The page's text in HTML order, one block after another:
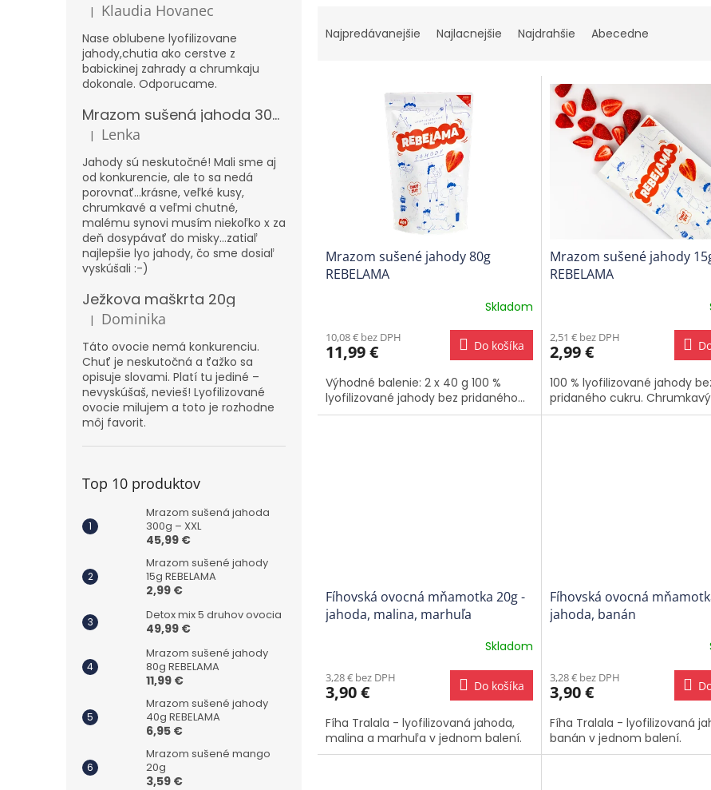
Hodnotenie produktu je 5 z 5 hviezdičiek.
| Klaudia Hovanec
Nase oblubene lyofilizovane
jahody,chutia ako cerstve z
babickinej zahrady a chrumkaju
dokonale. Odporucame.
Mrazom sušená jahoda 300g – XXL
Hodnotenie produktu je 5 z 5 hviezdičiek.
| Lenka
Jahody sú neskutočné! Mali sme aj
od konkurencie, ale to sa nedá
porovnať...krásne, veľké kusy,
chrumkavé a veľmi chutné,
malému synovi musím niekoľko x za
deň dosypávať do misky...zatiaľ
najlepšie lyo jahody, čo sme dosiaľ
vyskúšali :-)
Ježkova maškrta 20g
Hodnotenie produktu je 5 z 5 hviezdičiek.
| Dominika
Táto ovocie nemá konkurenciu.
Chuť je neskutočná a ťažko sa
opisuje slovami. Platí tu jediné –
nevyskúšaš, nevieš! Lyofilizované
ovocie milujem a toto je rozhodne
môj favorit.
Top 10 produktov
Mrazom sušená jahoda
300g – XXL
45,99 €
Mrazom sušené jahody
15g REBELAMA
2,99 €
Detox mix 5 druhov ovocia
49,99 €
Mrazom sušené jahody
80g REBELAMA
11,99 €
Mrazom sušené jahody
40g REBELAMA
6,95 €
Mrazom sušené mango
20g
3,59 €
Najpredávanejšie Najlacnejšie Najdrahšie Abecedne
Mrazom sušené jahody 80g
REBELAMA
Skladom
10,08 € bez DPH
11,99 € Do košíka
Výhodné balenie: 2 x 40 g 100 %
lyofilizované jahody bez pridaného...
Mrazom sušené jahody
REBELAMA
2,51 € bez DPH
2,99 €
100 % lyofilizované jahody
pridaného cukru. Chrumkavý
Fíhovská ovocná mňamotka 20g -
jahoda, malina, marhuľa
Skladom
3,28 € bez DPH
3,90 € Do košíka
Fíha Tralala - lyofilizovaná jahoda,
malina a marhuľa v jednom balení.
Fíhovská ovocná
jahoda, banán
3,28 € bez DPH
3,90 €
Fíha Tralala - lyofilizovaná
banán v jednom balení.